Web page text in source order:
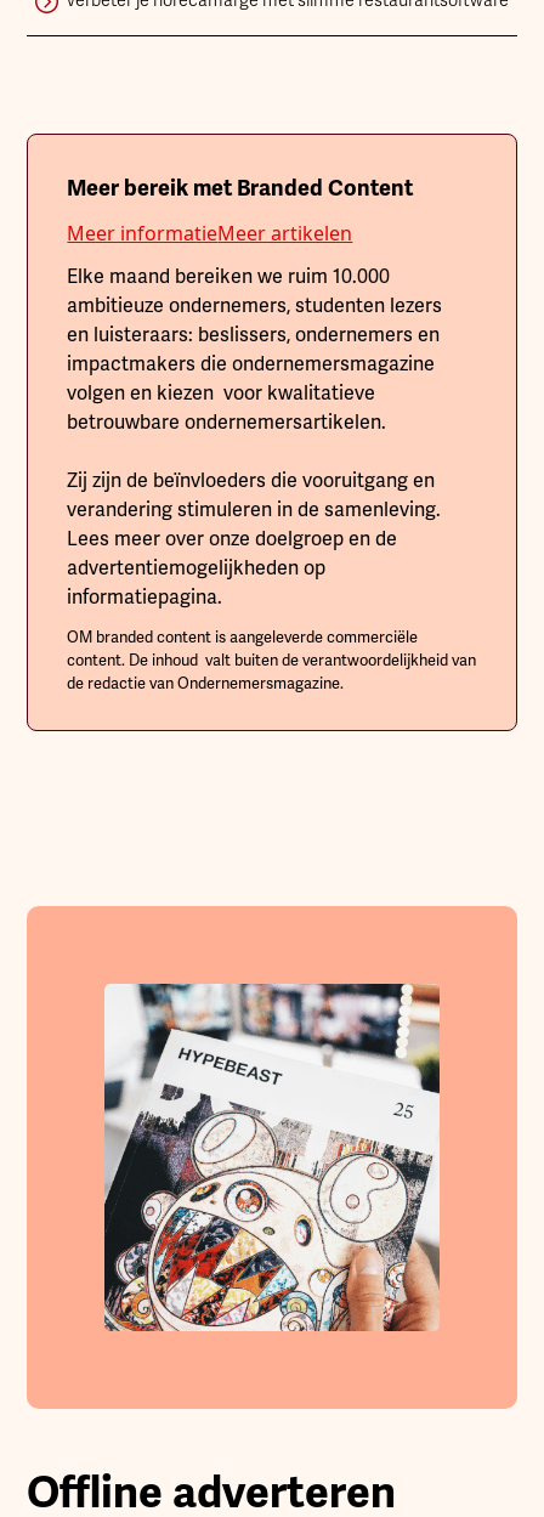
Meer bereik met Branded Content
Meer informatieMeer artikelen
Elke maand bereiken we ruim 10.000
ambitieuze ondernemers, studenten lezers
en luisteraars: beslissers, ondernemers en
impactmakers die ondernemersmagazine
volgen en kiezen voor kwalitatieve
betrouwbare ondernemersartikelen.
Zij zijn de beïnvloeders die vooruitgang en
verandering stimuleren in de samenleving.
Lees meer over onze doelgroep en de
advertentiemogelijkheden op
informatiepagina.
OM branded content is aangeleverde commerciële
content. De inhoud valt buiten de verantwoordelijkheid van
de redactie van Ondernemersmagazine.
Offline adverteren